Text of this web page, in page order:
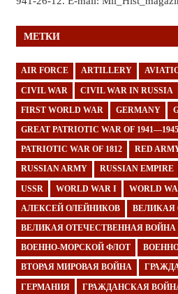
МЕТКИ
AIR FORCE ARTILLERY
CIVIL WAR CIVIL WAR IN RUSSIA
FIRST WORLD WAR GERMANY
GREAT PATRIOTIC WAR OF 1941—1945
PATRIOTIC WAR OF 1812 RED
RUSSIAN ARMY RUSSIAN EMPIRE
USSR WORLD WAR I WORLD
АЛЕКСЕЙ ОЛЕЙНИКОВ ВЕЛИКАЯ
ВЕЛИКАЯ ОТЕЧЕСТВЕННАЯ ВОЙНА
ВОЕННО-МОРСКОЙ ФЛОТ
ВТОРАЯ МИРОВАЯ ВОЙНА
ГЕРМАНИЯ ГРАЖДАНСКАЯ